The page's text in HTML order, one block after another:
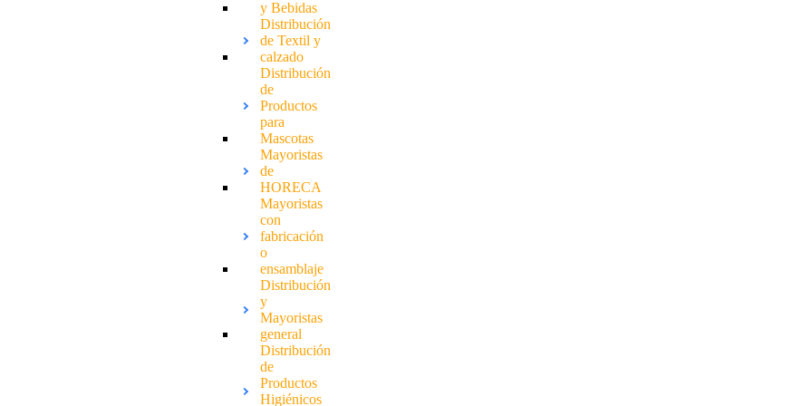
y Bebidas
Distribución
de Textil y
calzado
Distribución
de
Productos
para
Mascotas
Mayoristas
de
HORECA
Mayoristas
con
fabricación
o
ensamblaje
Distribución
y
Mayoristas
general
Distribución
de
Productos
Higiénicos